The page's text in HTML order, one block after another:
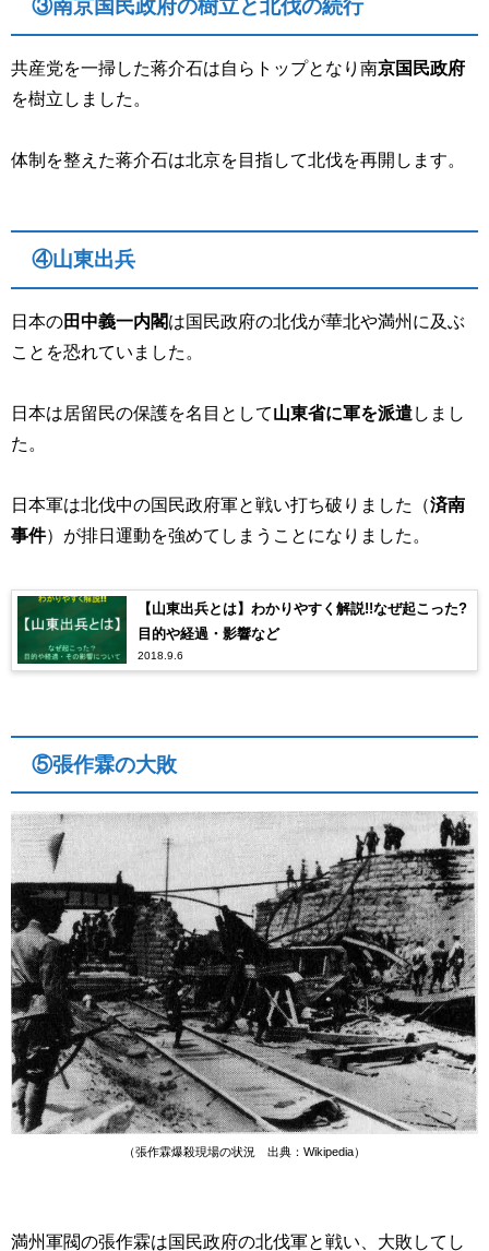
③南京国民政府の樹立と北伐の続行
共産党を一掃した蒋介石は自らトップとなり南京国民政府
を樹立しました。
体制を整えた蒋介石は北京を目指して北伐を再開します。
④山東出兵
日本の田中義一内閣は国民政府の北伐が華北や満州に及ぶ
ことを恐れていました。
日本は居留民の保護を名目として山東省に軍を派遣しまし
た。
日本軍は北伐中の国民政府軍と戦い打ち破りました（済南
事件）が排日運動を強めてしまうことになりました。
【山東出兵とは】わかりやすく解説!!なぜ起こった?
目的や経過・影響など
2018.9.6
⑤張作霖の大敗
（張作霖爆殺現場の状況 出典：Wikipedia）
満州軍閥の張作霖は国民政府の北伐軍と戦い、大敗してし